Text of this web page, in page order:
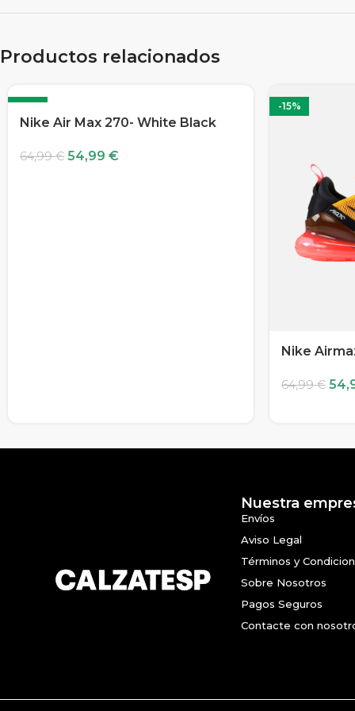
Productos relacionados
-15%
Nike Air Max 270- White Black
64,99€ 54,99 €
-15%
Nike
64,99€
Nuestra
Envíos
Aviso Legal
Términos y
Sobre Nosotros
Pagos Seguros
Contacte con